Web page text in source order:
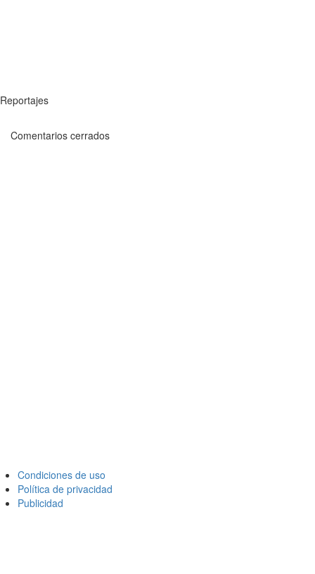
Reportajes
Comentarios cerrados
Condiciones de uso
Política de privacidad
Publicidad